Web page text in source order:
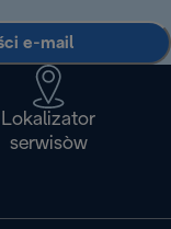
e-mail
Lokalizator
serwisòw